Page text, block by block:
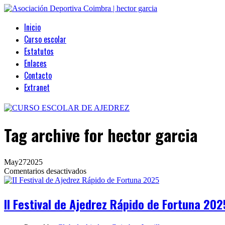
Inicio
Curso escolar
Estatutos
Enlaces
Contacto
Extranet
Tag archive for hector garcia
May272025
Comentarios desactivadosen
II
Ajedrez
II Festival de Ajedrez Rápido de Fortuna